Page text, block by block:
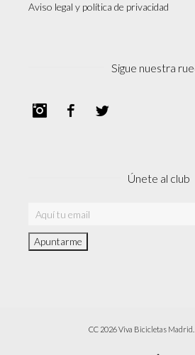
Aviso legal y política de privacidad
Sigue nuestra
InstagramFacebook
Únete al club
CC 2026 Viva Bicicletas Madrid.